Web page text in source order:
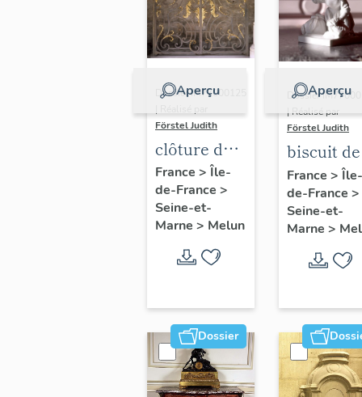
Aperçu
Dossier IM77000125
Förstel Judith
clôture de
chapelle
France > Île-
de-France >
Seine-et-
Marne > Melun
Aperçu
Dossier
| Réalisé par
Förstel Judith
biscuit de
Sèvres :
France > Île-
de-France >
Seine-et-
Marne >
Dossier